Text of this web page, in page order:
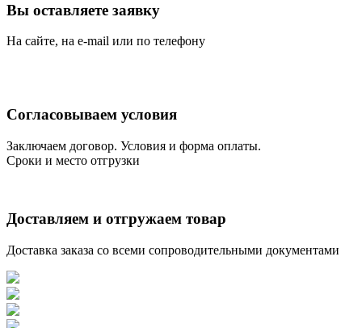
Вы оставляете заявку
На сайте, на e-mail или по телефону
Согласовываем условия
Заключаем договор. Условия и форма оплаты.
Сроки и место отгрузки
Доставляем и отгружаем товар
Доставка заказа со всеми сопроводительными документами